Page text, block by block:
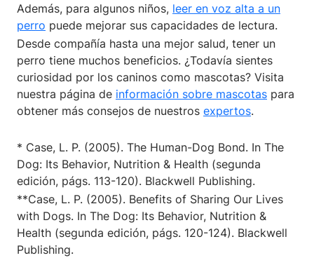
Además, para algunos niños, leer en voz alta a un
perro puede mejorar sus capacidades de lectura.
Desde compañía hasta una mejor salud, tener un
perro tiene muchos beneficios. ¿Todavía sientes
curiosidad por los caninos como mascotas? Visita
nuestra página de información sobre mascotas para
obtener más consejos de nuestros expertos.
* Case, L. P. (2005). The Human-Dog Bond. In The
Dog: Its Behavior, Nutrition & Health (segunda
edición, págs. 113-120). Blackwell Publishing.
**Case, L. P. (2005). Benefits of Sharing Our Lives
with Dogs. In The Dog: Its Behavior, Nutrition &
Health (segunda edición, págs. 120-124). Blackwell
Publishing.